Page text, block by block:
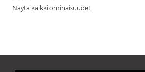
Näytä kaikki ominaisuudet